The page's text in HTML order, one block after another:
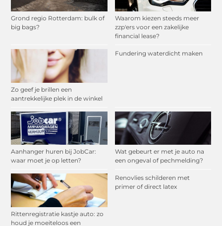
Grond regio Rotterdam: bulk of
big bags?
Waarom kiezen steeds meer
zzp'ers voor een zakelijke
financial lease?
Zo geef je brillen een
aantrekkelijke plek in de winkel
Fundering waterdicht maken
Aanhanger huren bij JobCar:
waar moet je op letten?
Wat gebeurt er met je auto na
een ongeval of pechmelding?
Rittenregistratie kastje auto: zo
houd je moeiteloos een
Renovlies schilderen met
primer of direct latex